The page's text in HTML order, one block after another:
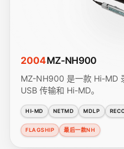
2004MZ-NH900
MZ-NH900 是一款 Hi-MD
USB 传输和 Hi-MD。
HI-MD NETMD MDLP
FLAGSHIP 最后一款NH